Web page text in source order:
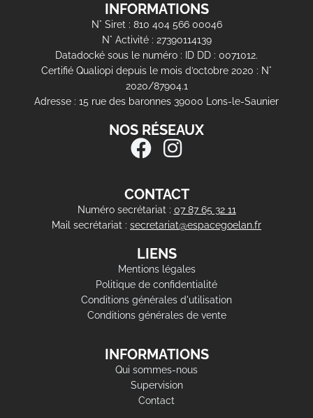
INFORMATIONS
N° Siret : 810 404 566 00046
N° Activité : 27390114139
Datadocké sous le numéro : ID DD : 0071012.
Certifié Qualiopi depuis le mois d’octobre 2020 : N°
2020/87904.1
Adresse : 15 rue des baronnes 39000 Lons-le-Saunier
NOS RÉSEAUX
CONTACT
Numéro secrétariat : 07 87 65 32 11
Mail secrétariat : secretariat@espacegoelan.fr
LIENS
Mentions légales
Politique de confidentialité
Conditions générales d'utilisation
Conditions générales de vente
INFORMATIONS
Qui sommes-nous
Supervision
Contact